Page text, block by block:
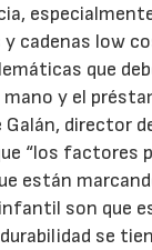
cadenas low
que
mano y el
Galán, director
“los factores
están
son que
se